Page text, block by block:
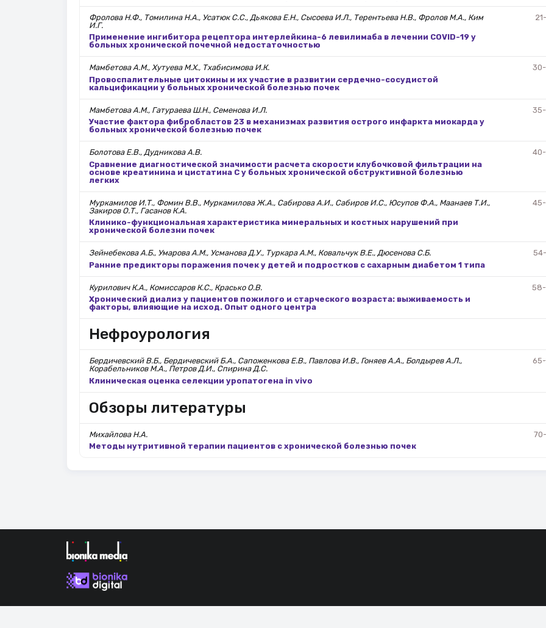
Фролова Н.Ф., Томилина Н.А., Усатюк С.С., Дьякова Е.Н., Сысоева И.Л., Терентьева Н.В., Фролов М.А., Ким
И.Г.
Применение ингибитора рецептора интерлейкина-6 левилимаба в лечении COVID-19 у
больных хронической почечной недостаточностью
Мамбетова А.М., Хутуева М.Х., Тхабисимова И.К.
Провоспалительные цитокины и их участие в развитии сердечно-сосудистой
кальцификации у больных хронической болезнью почек
Мамбетова А.М., Гатураева Ш.Н., Семенова И.Л.
Участие фактора фибробластов 23 в механизмах развития острого инфаркта миокарда у
больных хронической болезнью почек
Болотова Е.В., Дудникова А.В.
Сравнение диагностической значимости расчета скорости клубочковой фильтрации на
основе креатинина и цистатина С у больных хронической обструктивной болезнью
легких
Муркамилов И.Т., Фомин В.В., Муркамилова Ж.А., Сабирова А.И., Сабиров И.С., Юсупов Ф.А., Маанаев Т.И.,
Закиров О.Т., Гасанов К.А.
Клинико-функциональная характеристика минеральных и костных нарушений при
хронической болезни почек
Зейнебекова А.Б., Умарова А.М., Усманова Д.У., Туркара А.М., Ковальчук В.Е., Дюсенова С.Б.
Ранние предикторы поражения почек у детей и подростков с сахарным диабетом 1 типа
Курилович К.А., Комиссаров К.С., Красько О.В.
Хронический диализ у пациентов пожилого и старческого возраста: выживаемость и
факторы, влияющие на исход. Опыт одного центра
Нефроурология
Бердичевский В.Б., Бердичевский Б.А., Сапоженкова Е.В., Павлова И.В., Гоняев А.А., Болдырев А.Л.,
Корабельников М.А., Петров Д.И., Спирина Д.С.
Клиническая оценка селекции уропатогена in vivo
Обзоры литературы
Михайлова Н.А.
Методы нутритивной терапии пациентов с хронической болезнью почек